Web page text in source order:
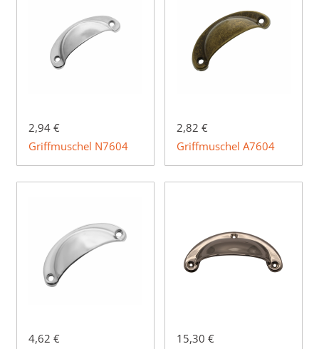
2,94 €
Griffmuschel N7604
2,82 €
Griffmuschel A7604
4,62 €
15,30 €